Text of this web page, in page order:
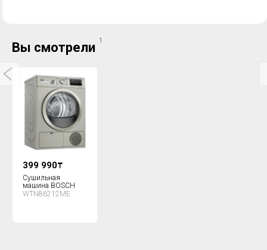
Вы смотрели 1
399 990₸
Сушильная
машина BOSCH
WTN86212ME